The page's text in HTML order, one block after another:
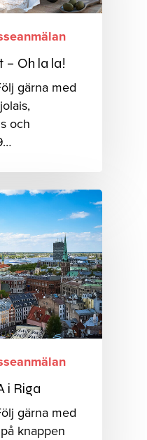
– Oh la la!
gärna med
och
i Riga
gärna med
knappen